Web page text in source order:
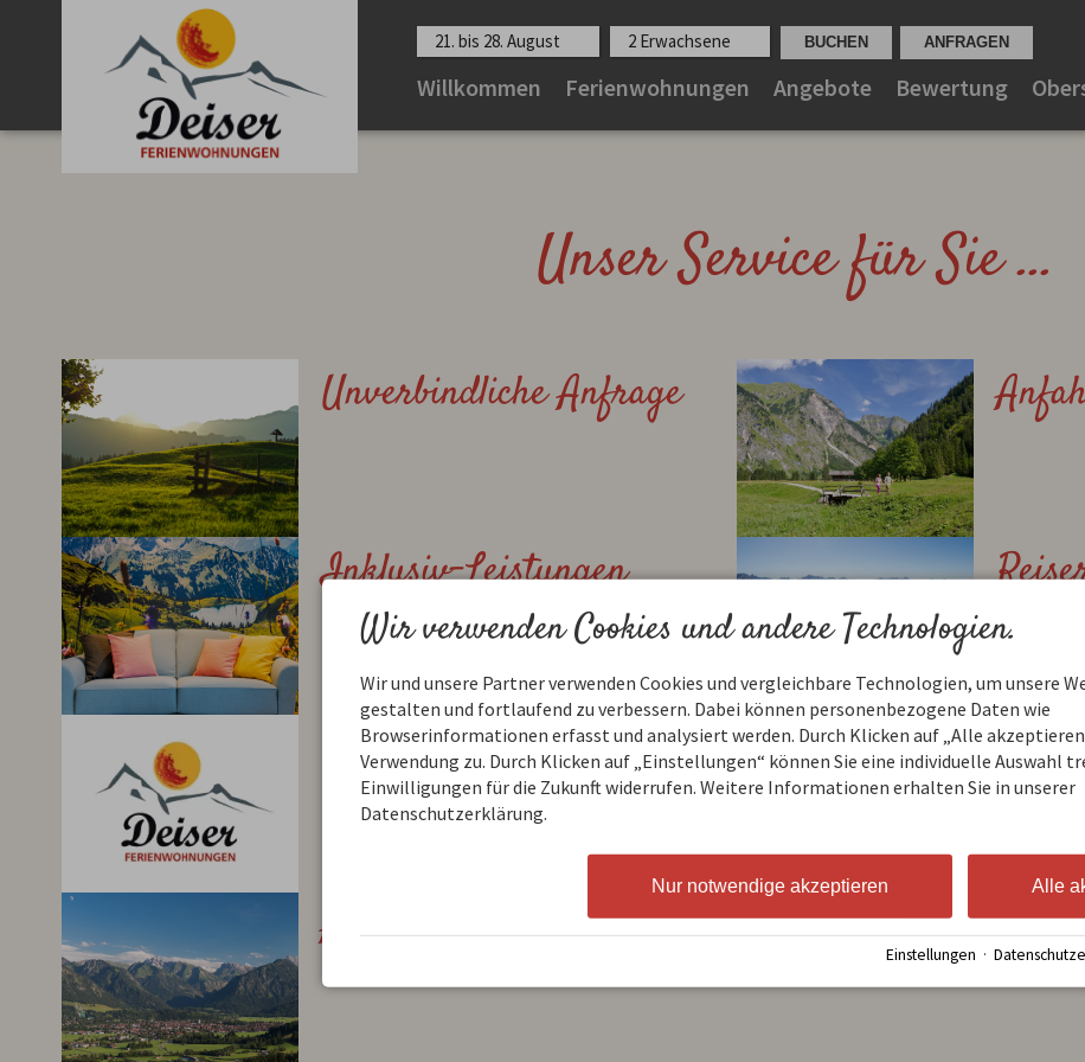
21. bis 28. August 2 Erwachsene
Willkommen Ferienwohnungen Angebote Bewertung
Unser Service für Sie ...
Unverbindliche Anfrage
Inklusiv-Leistungen
Geschäftsbedingungen
Allgäu Walser Pass
Wir verwenden Cookies und andere Technologien.
Wir und unsere Partner verwenden Cookies und vergleichbare Technologien, um unsere
gestalten und fortlaufend zu verbessern. Dabei können personenbezogene Daten wie
Browserinformationen erfasst und analysiert werden. Durch Klicken auf „Alle
Verwendung zu. Durch Klicken auf „Einstellungen“ können Sie eine individuelle Auswahl
Einwilligungen für die Zukunft widerrufen. Weitere Informationen erhalten Sie in unserer
Datenschutzerklärung.
Alle
Nur notwendige akzeptieren
Einstellungen ·